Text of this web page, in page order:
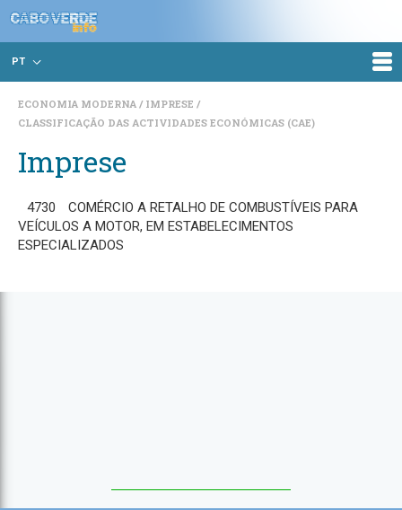
PT
ECONOMIA MODERNA
IMPRESE
CLASSIFICAÇÃO DAS ACTIVIDADES ECONÓMICAS (CAE)
Imprese
4730
COMÉRCIO A RETALHO DE COMBUSTÍVEIS PARA
VEÍCULOS A MOTOR, EM ESTABELECIMENTOS
ESPECIALIZADOS